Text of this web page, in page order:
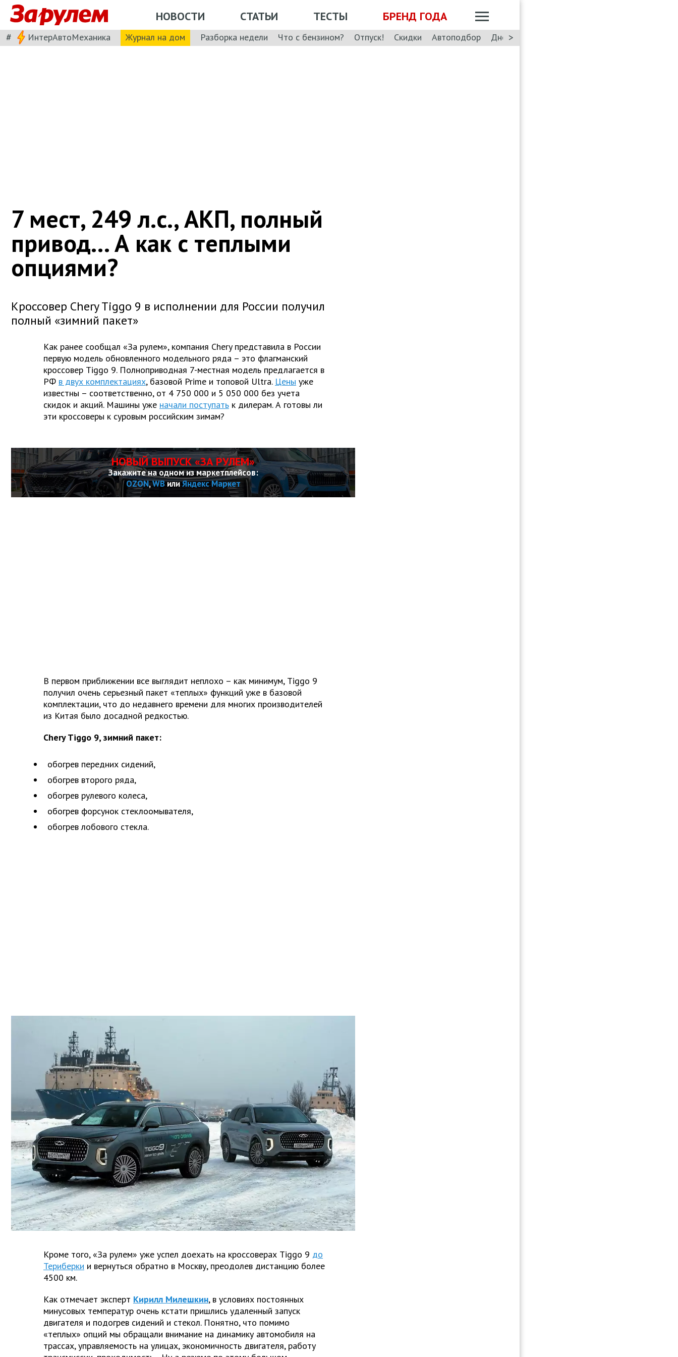
НОВОСТИ СТАТЬИ ТЕСТЫ БРЕНД ГОДА
# ИнтерАвтоМеханика Журнал на дом Разборка недели Что с бензином? Отпуск! Скидки Автоподбор Дневник: Лада Искра
>
7 мест, 249 л.с., АКП, полный
привод... А как с теплыми
опциями?
Кроссовер Chery Tiggo 9 в исполнении для России получил
полный «зимний пакет»
Как ранее сообщал «За рулем», компания Chery представила в России
первую модель обновленного модельного ряда – это флагманский
кроссовер Tiggo 9. Полноприводная 7-местная модель предлагается в
РФ в двух комплектациях, базовой Prime и топовой Ultra. Цены уже
известны – соответственно, от 4 750 000 и 5 050 000 без учета
скидок и акций. Машины уже начали поступать к дилерам. А готовы ли
эти кроссоверы к суровым российским зимам?
НОВЫЙ ВЫПУСК «ЗА РУЛЕМ»
Закажите на одном из маркетплейсов:
OZON,WBилиЯндекс Маркет
В первом приближении все выглядит неплохо – как минимум, Tiggo 9
получил очень серьезный пакет «теплых» функций уже в базовой
комплектации, что до недавнего времени для многих производителей
из Китая было досадной редкостью.
Chery Tiggo 9, зимний пакет:
обогрев передних сидений,
обогрев второго ряда,
обогрев рулевого колеса,
обогрев форсунок стеклоомывателя,
обогрев лобового стекла.
Кроме того, «За рулем» уже успел доехать на кроссоверах Tiggo 9 до
Териберки и вернуться обратно в Москву, преодолев дистанцию более
4500 км.
Как отмечает эксперт Кирилл Милешкин, в условиях постоянных
минусовых температур очень кстати пришлись удаленный запуск
двигателя и подогрев сидений и стекол. Понятно, что помимо
«теплых» опций мы обращали внимание на динамику автомобиля на
трассах, управляемость на улицах, экономичность двигателя, работу